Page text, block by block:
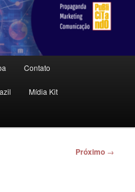
Contato
Mídia Kit
Próximo →